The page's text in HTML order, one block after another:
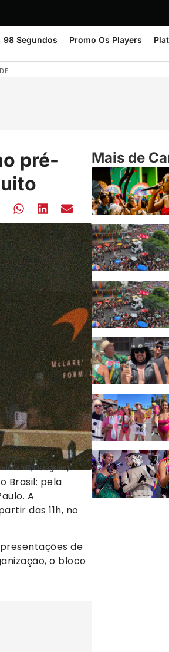
98 Segundos Promo Os Players
pré-
Instagram)
Brasil: pela
A
das 11h, no
de
o bloco
Mais de